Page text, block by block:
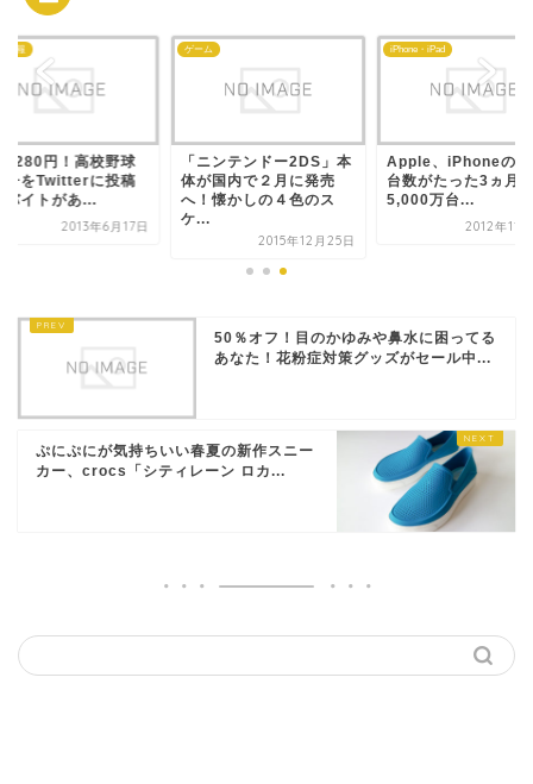
情報
1280円！高校野球
子をTwitterに投稿
バイトがあ...
2013年6月17日
ゲーム
「ニンテンドー2DS」本
体が国内で２月に発売
へ！懐かしの４色のス
ケ...
2015年12月25日
iPhone・iPad
Apple、iPhoneの販
台数がたった3ヵ月
5,000万台...
2012年11
50％オフ！目のかゆみや鼻水に困ってる
あなた！花粉症対策グッズがセール中...
ぷにぷにが気持ちいい春夏の新作スニー
カー、crocs「シティレーン ロカ...